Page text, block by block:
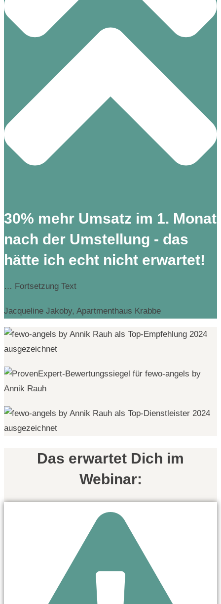
30% mehr Umsatz im 1. Monat
nach der Umstellung - das
hätte ich echt nicht erwartet!
… Fortsetzung Text
Jacqueline Jakoby, Apartmenthaus Krabbe
Das erwartet Dich im
Webinar: